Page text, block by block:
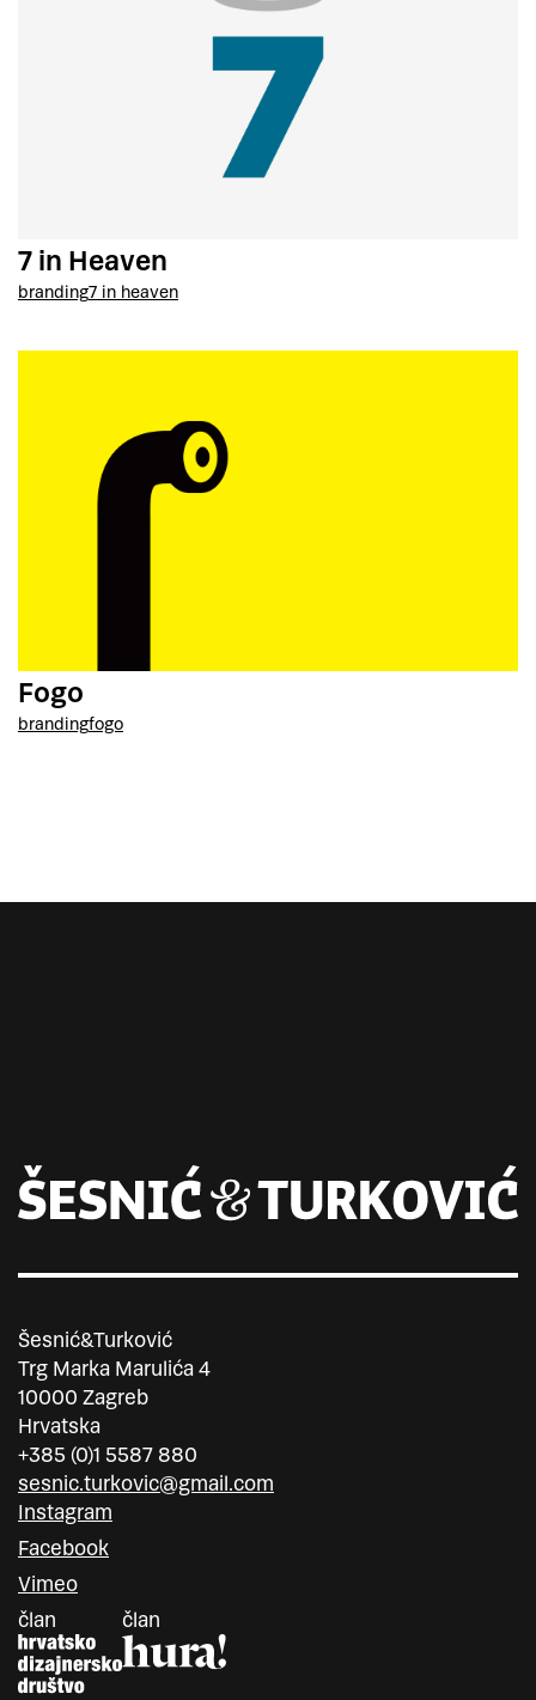
7 in Heaven
branding7 in heaven
Fogo
brandingfogo
Šesnić&Turković
Trg Marka Marulića 4
10000 Zagreb
Hrvatska
+385 (0)1 5587 880
sesnic.turkovic@gmail.com
Instagram
Facebook
Vimeo
član
član